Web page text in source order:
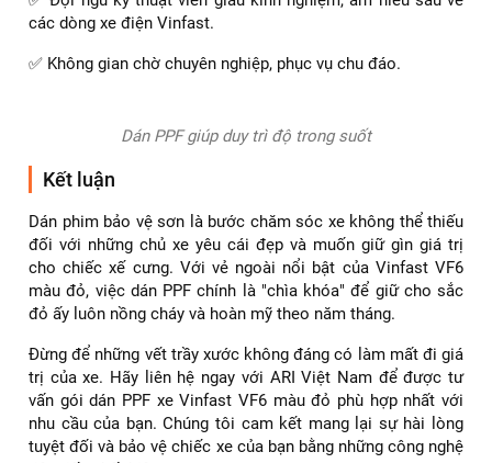
chất hiện đại cùng đội ngũ nhân sự tâm huyết, chúng tôi
luôn nỗ lực mang lại dịch vụ tốt nhất cho khách hàng.
Khi lựa chọn ARI Việt Nam để dán PPF xe Vinfast VF6 màu
✅ Sản phẩm chính hãng ARI 100% với tem nhãn và giấy tờ
chứng nhận rõ ràng.
trong suốt quá trình sử dụng.
✅ Đội ngũ kỹ thuật viên giàu kinh nghiệm, am hiểu sâu về
các dòng xe điện Vinfast.